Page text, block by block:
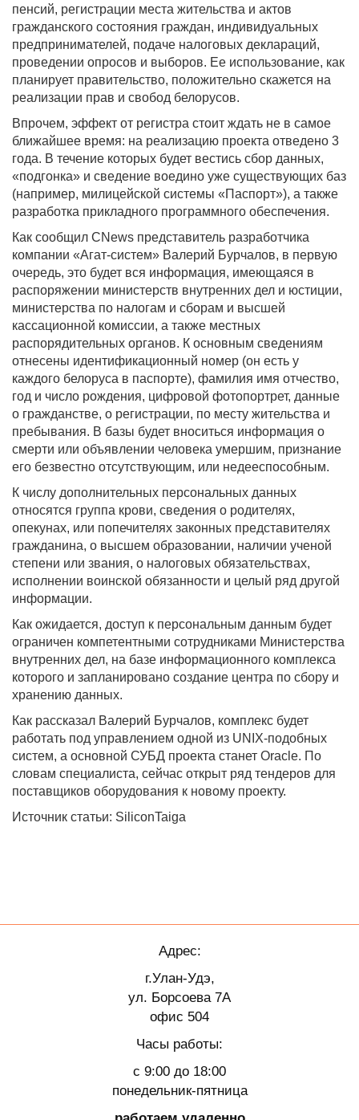
пенсий, регистрации места жительства и актов
гражданского состояния граждан, индивидуальных
предпринимателей, подаче налоговых деклараций,
проведении опросов и выборов. Ее использование, как
планирует правительство, положительно скажется на
реализации прав и свобод белорусов.
Впрочем, эффект от регистра стоит ждать не в самое
ближайшее время: на реализацию проекта отведено 3
года. В течение которых будет вестись сбор данных,
«подгонка» и сведение воедино уже существующих баз
(например, милицейской системы «Паспорт»), а также
разработка прикладного программного обеспечения.
Как сообщил CNews представитель разработчика
компании «Агат-систем» Валерий Бурчалов, в первую
очередь, это будет вся информация, имеющаяся в
распоряжении министерств внутренних дел и юстиции,
министерства по налогам и сборам и высшей
кассационной комиссии, а также местных
распорядительных органов. К основным сведениям
отнесены идентификационный номер (он есть у
каждого белоруса в паспорте), фамилия имя отчество,
год и число рождения, цифровой фотопортрет, данные
о гражданстве, о регистрации, по месту жительства и
пребывания. В базы будет вноситься информация о
смерти или объявлении человека умершим, признание
его безвестно отсутствующим, или недееспособным.
К числу дополнительных персональных данных
относятся группа крови, сведения о родителях,
опекунах, или попечителях законных представителях
гражданина, о высшем образовании, наличии ученой
степени или звания, о налоговых обязательствах,
исполнении воинской обязанности и целый ряд другой
информации.
Как ожидается, доступ к персональным данным будет
ограничен компетентными сотрудниками Министерства
внутренних дел, на базе информационного комплекса
которого и запланировано создание центра по сбору и
хранению данных.
Как рассказал Валерий Бурчалов, комплекс будет
работать под управлением одной из UNIX-подобных
систем, а основной СУБД проекта станет Oracle. По
словам специалиста, сейчас открыт ряд тендеров для
поставщиков оборудования к новому проекту.
Источник статьи: SiliconTaiga
Адрес:
г.Улан-Удэ,
ул. Борсоева 7А
офис 504
Часы работы:
с 9:00 до 18:00
понедельник-пятница